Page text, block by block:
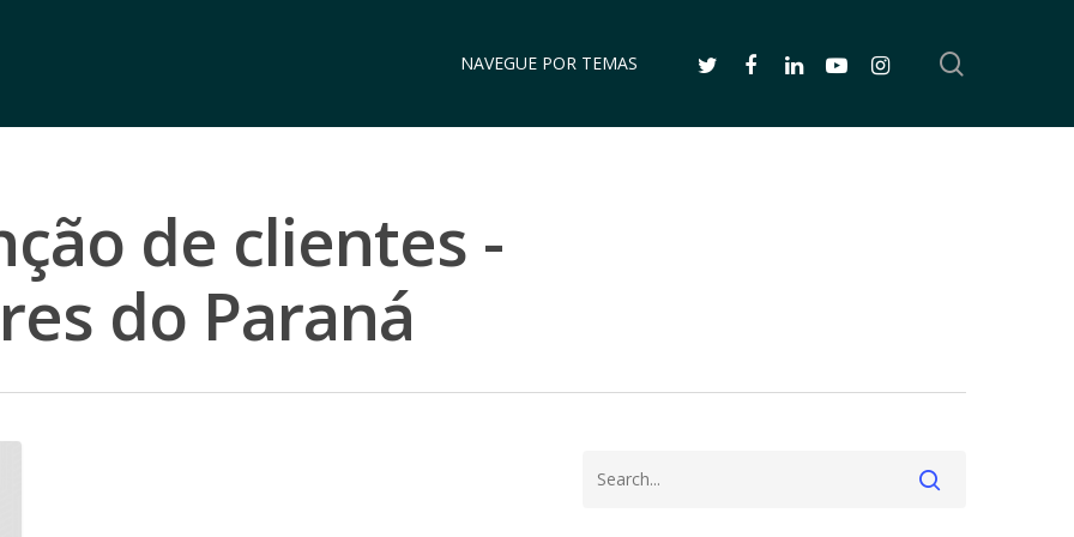
NAVEGUE POR TEMAS TWITTERFACEBOOKLINKEDINYOUTUBEINSTAGRAM
de clientes -
do Paraná